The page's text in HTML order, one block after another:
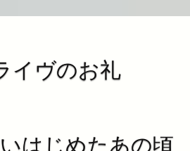
イヴのお礼
はじめたあの頃